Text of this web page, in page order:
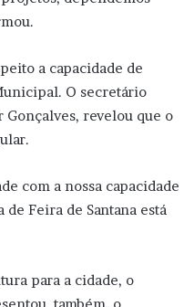
a capacidade de
O secretário
Gonçalves, revelou que o
com a nossa capacidade
Feira de Santana está
para a cidade, o